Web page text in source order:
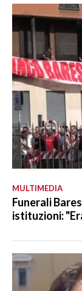
MULTIMEDIA
Funerali
istituzioni: